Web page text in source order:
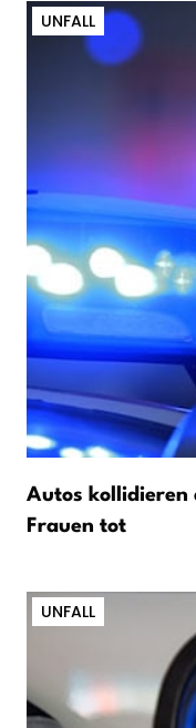
UNFALL
Autos kollidieren
Frauen tot
UNFALL